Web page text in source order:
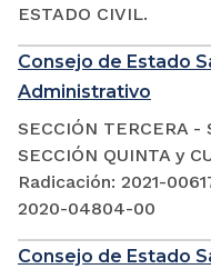
ESTADO CIVIL.
Consejo de Estado
Administrativo
SECCIÓN TERCERA -
SECCIÓN QUINTA y
Radicación: 2021-
2020-04804-00
Consejo de Estado